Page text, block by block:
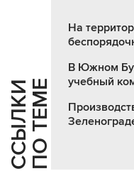
С
С
Ы
Л
К
И
П
О
Т
Е
МЕ
На
В Южном
учебный